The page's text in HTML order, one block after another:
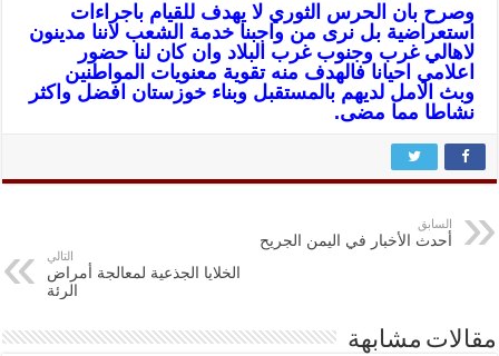
وصرح بان الحرس الثوري لا يهدف للقيام باجراءات
استعراضية بل نرى من واجبنا خدمة الشعب لاننا مدينون
لاهالي غرب وجنوب غرب البلاد وان كان لنا حضور
اعلامي احيانا فالهدف منه تقوية معنويات المواطنين
وبث الامل لديهم بالمستقبل وبناء خوزستان افضل واكثر
نشاطا مما مضى.
السابق
أحدث الأخبار في اليمن الجريح
التالي
الخلايا الجذعية لمعالجة أمراض
الرئة
مقالات مشابهة